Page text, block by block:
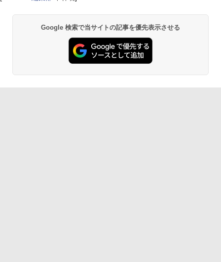
Google 検索で当サイトの記事を優先表示させる